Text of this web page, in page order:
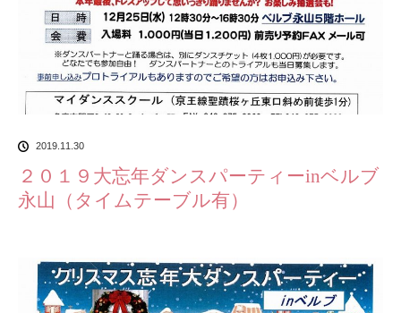
2019.11.30
２０１９大忘年ダンスパーティーinベルブ
永山（タイムテーブル有）